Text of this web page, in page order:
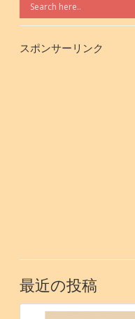
スポンサーリンク
最近の投稿